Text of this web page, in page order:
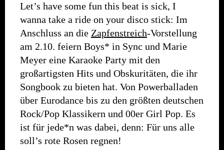
Let’s have some fun this beat is sick, I
wanna take a ride on your disco stick: Im
Anschluss an die Zapfenstreich-Vorstellung
am 2.10. feiern Boys* in Sync und Marie
Meyer eine Karaoke Party mit den
großartigsten Hits und Obskuritäten, die ihr
Songbook zu bieten hat. Von Powerballaden
über Eurodance bis zu den größten deutschen
Rock/Pop Klassikern und 00er Girl Pop. Es
ist für jede*n was dabei, denn: Für uns alle
soll’s rote Rosen regnen!